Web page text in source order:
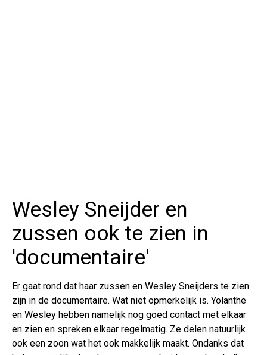
Wesley Sneijder en
zussen ook te zien in
'documentaire'
Er gaat rond dat haar zussen en Wesley Sneijders te zien
zijn in de documentaire. Wat niet opmerkelijk is. Yolanthe
en Wesley hebben namelijk nog goed contact met elkaar
en zien en spreken elkaar regelmatig. Ze delen natuurlijk
ook een zoon wat het ook makkelijk maakt. Ondanks dat